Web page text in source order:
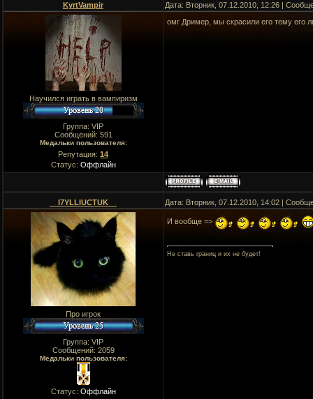
KyrtVampir Дата: Вторник, 07.12.2010, 12:26 |
Научился играть в вампиризм
Группа: VIP
Сообщений: 591
Медальки пользователя:
Репутация: 14
Статус: Оффлайн
омг Дример, мы скрасили его тему его
__I7YLLIUCTUK__ Дата: Вторник, 07.12.2010, 14:02 |
Про игрок
Группа: VIP
Сообщений: 2059
Медальки пользователя:
Статус: Оффлайн
И вообще =>
Не ставь границ и их не будет!